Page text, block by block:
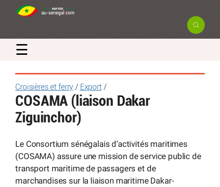
☰
Croisières et ferry / Export/
COSAMA (liaison Dakar
Ziguinchor)
Le Consortium sénégalais d’activités maritimes
(COSAMA) assure une mission de service public de
transport maritime de passagers et de
marchandises sur la liaison maritime Dakar-